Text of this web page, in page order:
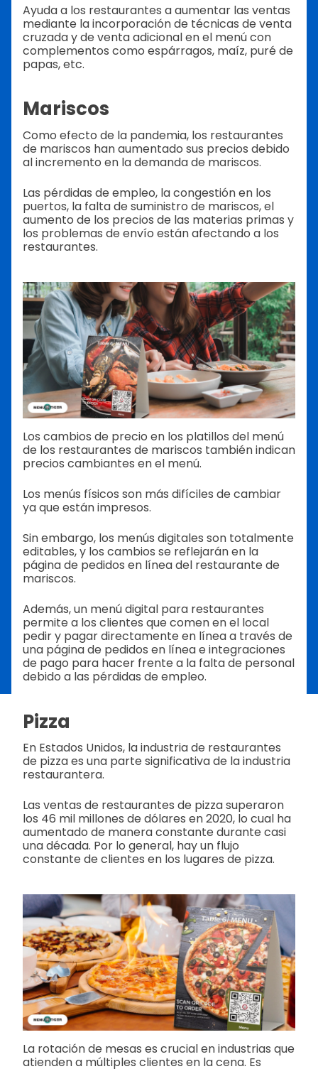
Ayuda a los restaurantes a aumentar las ventas
mediante la incorporación de técnicas de venta
cruzada y de venta adicional en el menú con
complementos como espárragos, maíz, puré de
papas, etc.
Mariscos
Como efecto de la pandemia, los restaurantes
de mariscos han aumentado sus precios debido
al incremento en la demanda de mariscos.
Las pérdidas de empleo, la congestión en los
puertos, la falta de suministro de mariscos, el
aumento de los precios de las materias primas y
los problemas de envío están afectando a los
restaurantes.
Los cambios de precio en los platillos del menú
de los restaurantes de mariscos también indican
precios cambiantes en el menú.
Los menús físicos son más difíciles de cambiar
ya que están impresos.
Sin embargo, los menús digitales son totalmente
editables, y los cambios se reflejarán en la
página de pedidos en línea del restaurante de
mariscos.
Además, un menú digital para restaurantes
permite a los clientes que comen en el local
pedir y pagar directamente en línea a través de
una página de pedidos en línea e integraciones
de pago para hacer frente a la falta de personal
debido a las pérdidas de empleo.
Pizza
En Estados Unidos, la industria de restaurantes
de pizza es una parte significativa de la industria
restaurantera.
Las ventas de restaurantes de pizza superaron
los 46 mil millones de dólares en 2020, lo cual ha
aumentado de manera constante durante casi
una década. Por lo general, hay un flujo
constante de clientes en los lugares de pizza.
La rotación de mesas es crucial en industrias que
atienden a múltiples clientes en la cena. Es